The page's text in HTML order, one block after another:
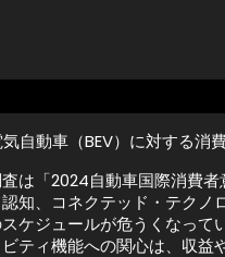
自動車（BEV）に対する消
は「2024自動車国際消費
認知、コネクテッド・テク
ケジュールが危うくなっ
ティ機能への関心は、収